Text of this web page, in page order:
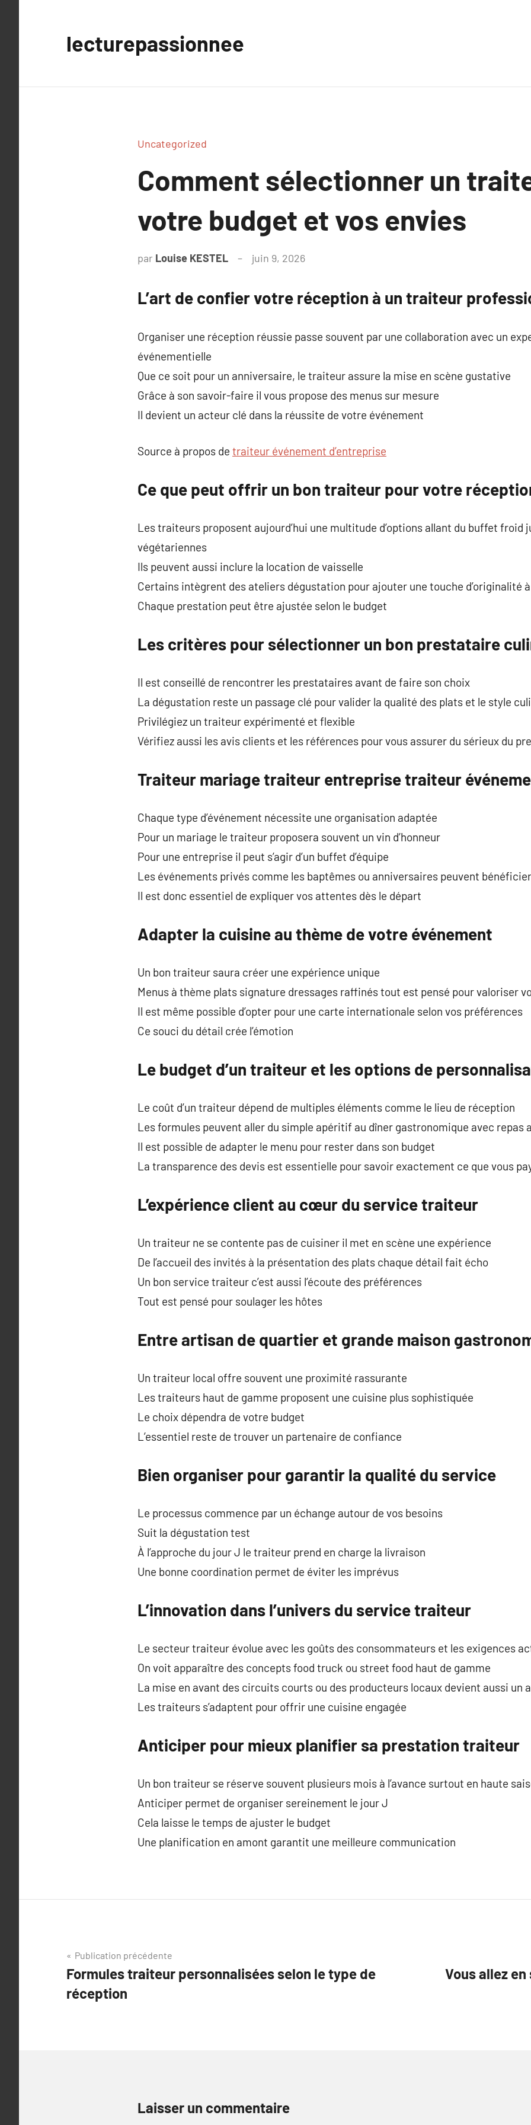
lecturepassionnee
Uncategorized
Comment sélectionner un
votre budget et vos envies
par Louise KESTEL juin 9, 2026
L’art de confier votre réception à un traiteur
Organiser une réception réussie passe souvent par une collaboration avec un
événementielle
Que ce soit pour un anniversaire, le traiteur assure la mise en scène gustative
Grâce à son savoir-faire il vous propose des menus sur mesure
Il devient un acteur clé dans la réussite de votre événement
Source à propos de traiteur événement d’entreprise
Ce que peut offrir un bon traiteur pour votre
Les traiteurs proposent aujourd’hui une multitude d’options allant du buffet froid
végétariennes
Ils peuvent aussi inclure la location de vaisselle
Certains intègrent des ateliers dégustation pour ajouter une touche d’originalité à
Chaque prestation peut être ajustée selon le budget
Les critères pour sélectionner un bon prestataire
Il est conseillé de rencontrer les prestataires avant de faire son choix
La dégustation reste un passage clé pour valider la qualité des plats et le style
Privilégiez un traiteur expérimenté et flexible
Vérifiez aussi les avis clients et les références pour vous assurer du sérieux du
Traiteur mariage traiteur entreprise traiteur
Chaque type d’événement nécessite une organisation adaptée
Pour un mariage le traiteur proposera souvent un vin d’honneur
Pour une entreprise il peut s’agir d’un buffet d’équipe
Les événements privés comme les baptêmes ou anniversaires peuvent
Il est donc essentiel de expliquer vos attentes dès le départ
Adapter la cuisine au thème de votre événement
Un bon traiteur saura créer une expérience unique
Menus à thème plats signature dressages raffinés tout est pensé pour valoriser
Il est même possible d’opter pour une carte internationale selon vos préférences
Ce souci du détail crée l’émotion
Le budget d’un traiteur et les options de
Le coût d’un traiteur dépend de multiples éléments comme le lieu de réception
Les formules peuvent aller du simple apéritif au dîner gastronomique avec repas
Il est possible de adapter le menu pour rester dans son budget
La transparence des devis est essentielle pour savoir exactement ce que vous
L’expérience client au cœur du service traiteur
Un traiteur ne se contente pas de cuisiner il met en scène une expérience
De l’accueil des invités à la présentation des plats chaque détail fait écho
Un bon service traiteur c’est aussi l’écoute des préférences
Tout est pensé pour soulager les hôtes
Entre artisan de quartier et grande maison
Un traiteur local offre souvent une proximité rassurante
Les traiteurs haut de gamme proposent une cuisine plus sophistiquée
Le choix dépendra de votre budget
L’essentiel reste de trouver un partenaire de confiance
Bien organiser pour garantir la qualité du service
Le processus commence par un échange autour de vos besoins
Suit la dégustation test
À l’approche du jour J le traiteur prend en charge la livraison
Une bonne coordination permet de éviter les imprévus
L’innovation dans l’univers du service traiteur
Le secteur traiteur évolue avec les goûts des consommateurs et les exigences
On voit apparaître des concepts food truck ou street food haut de gamme
La mise en avant des circuits courts ou des producteurs locaux devient aussi un
Les traiteurs s’adaptent pour offrir une cuisine engagée
Anticiper pour mieux planifier sa prestation traiteur
Un bon traiteur se réserve souvent plusieurs mois à l’avance surtout en haute
Anticiper permet de organiser sereinement le jour J
Cela laisse le temps de ajuster le budget
Une planification en amont garantit une meilleure communication
Navigation
de
l’article
Publication précédente
Formules traiteur personnalisées selon le type de
réception
Vous allez
Laisser un commentaire